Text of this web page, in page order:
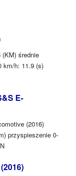
średnie
km/h: 11.9 (s)
E-
(2016)
przyspieszenie 0-